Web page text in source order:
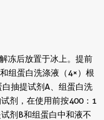
冻后放置于冰上。提前
组蛋白洗涤液（4×）根
抽提试剂A、组蛋白洗
剂，在使用前按400：1
剂B和组蛋白中和液不